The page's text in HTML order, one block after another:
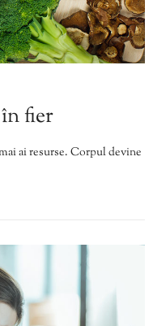
fier
ai resurse. Corpul devine